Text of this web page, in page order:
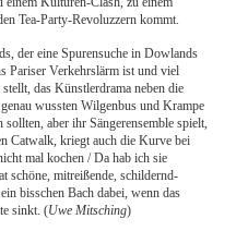
Tea-Party-Revoluzzern kommt.
der eine Spurensuche in Dowlands
Pariser Verkehrslärm ist und viel
das Künstlerdrama neben die
wussten Wilgenbus und Krampe
aber ihr Sängerensemble spielt,
Catwalk, kriegt auch die Kurve bei
mal kochen / Da hab ich sie
schöne, mitreißende, schildernd-
bisschen Bach dabei, wenn das
sinkt. (Uwe Mitsching)